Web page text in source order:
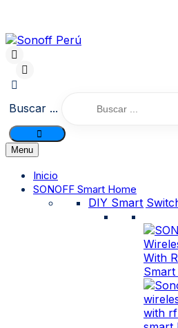
Buscar ...
Menu
Inicio
SONOFF Smart Home
DIY Smart